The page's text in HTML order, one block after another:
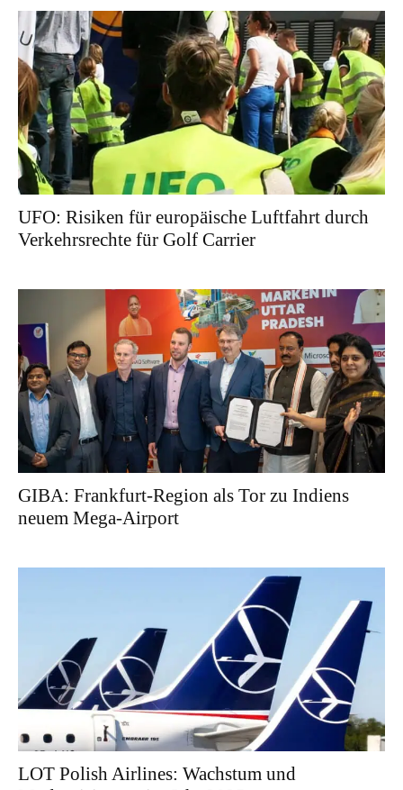
UFO: Risiken für europäische Luftfahrt durch
Verkehrsrechte für Golf Carrier
GIBA: Frankfurt-Region als Tor zu Indiens
neuem Mega-Airport
LOT Polish Airlines: Wachstum und